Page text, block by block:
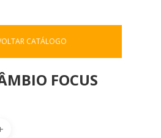
CATÁLOGO
FOCUS